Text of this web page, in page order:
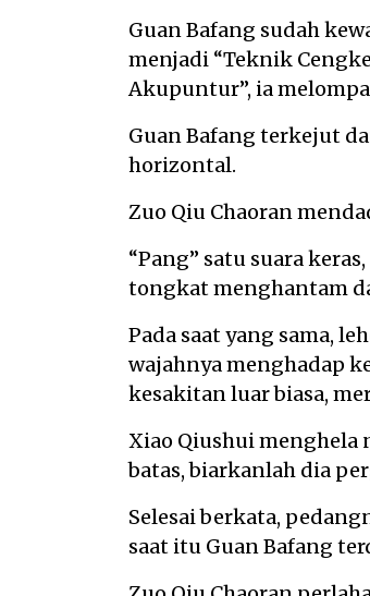
Guan Bafang sudah
menjadi “Teknik
Akupuntur”, ia
Guan Bafang terkejut
horizontal.
Zuo Qiu Chaoran
“Pang” satu suara
tongkat menghantam
Pada saat yang sama,
wajahnya menghadap
kesakitan luar biasa,
Xiao Qiushui menghela
batas, biarkanlah dia
Selesai berkata,
saat itu Guan Bafang